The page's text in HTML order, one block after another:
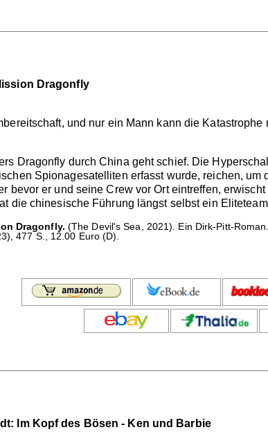
Dragonfly
und nur ein Mann kann die
Dragonfly durch China geht schief. Die
Spionagesatelliten erfasst wurde, reichen,
bevor er und seine Crew vor Ort eintreffen,
die chinesische Führung längst selbst ein
Dragonfly. (The Devil's Sea, 2021). Ein Dirk-Pitt-
477 S., 12.00 Euro (D).
Im Kopf des Bösen - Ken und Barbie